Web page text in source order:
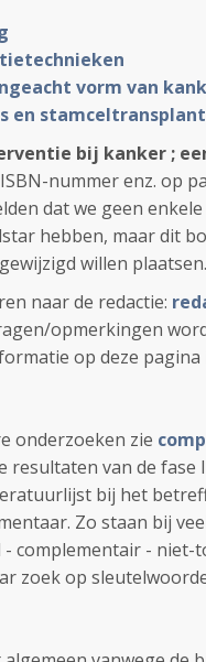
vorm van
en
bij kanker ;
nummer enz. op
dat we geen
hebben, maar dit
willen plaatsen.
naar de redactie:
opmerkingen
op deze
onderzoeken zie
van de fase
bij het
Zo staan bij
complementair - niet-
zoek op